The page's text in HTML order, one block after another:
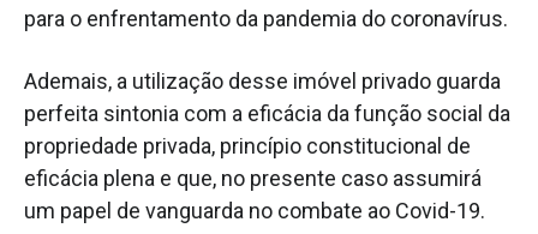
para o enfrentamento da pandemia do coronavírus.
Ademais, a utilização desse imóvel privado guarda
perfeita sintonia com a eficácia da função social da
propriedade privada, princípio constitucional de
eficácia plena e que, no presente caso assumirá
um papel de vanguarda no combate ao Covid-19.